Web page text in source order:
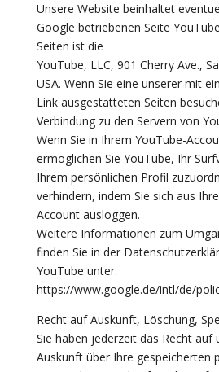
Unsere Website beinhaltet
Google betriebenen Seite
Seiten ist die
YouTube, LLC, 901 Cherry Ave.,
USA. Wenn Sie eine unserer mit
Link ausgestatteten Seiten
Verbindung zu den Servern von
Wenn Sie in Ihrem YouTube-
ermöglichen Sie YouTube, Ihr
Ihrem persönlichen Profil
verhindern, indem Sie sich aus
Account ausloggen.
Weitere Informationen zum
finden Sie in der
YouTube unter:
https://www.google.de/intl/de/
Recht auf Auskunft, Löschung,
Sie haben jederzeit das Recht auf
Auskunft über Ihre gespeicherten